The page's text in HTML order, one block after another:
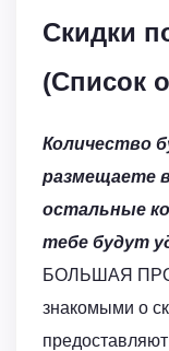
Скидки
(Список
Количество
размещаете
остальные
тебе будут
БОЛЬШАЯ
знакомыми о